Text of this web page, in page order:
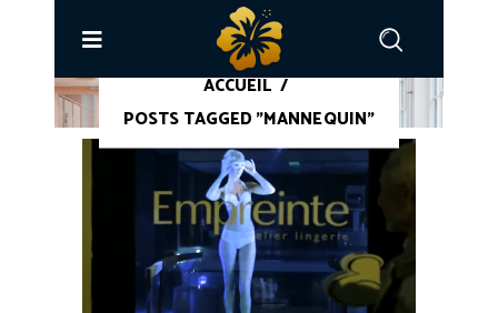
ACCUEIL /
POSTS TAGGED "MANNEQUIN"